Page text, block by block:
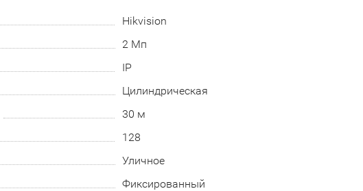
Hikvision
2 Мп
IP
Цилиндрическая
30 м
128
Уличное
Фиксированный